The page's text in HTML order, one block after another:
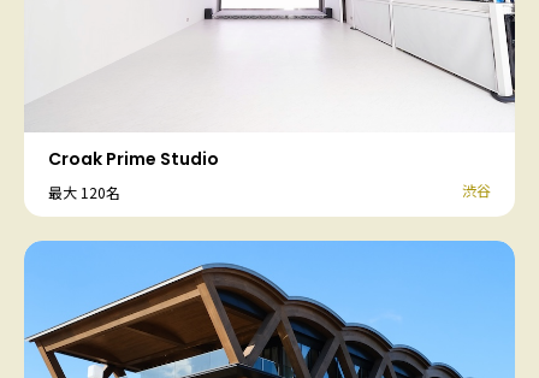
Croak Prime Studio
最大 120名 渋谷